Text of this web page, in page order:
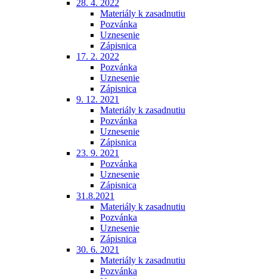
28. 4. 2022
Materiály k zasadnutiu
Pozvánka
Uznesenie
Zápisnica
17. 2. 2022
Pozvánka
Uznesenie
Zápisnica
9. 12. 2021
Materiály k zasadnutiu
Pozvánka
Uznesenie
Zápisnica
23. 9. 2021
Pozvánka
Uznesenie
Zápisnica
31.8.2021
Materiály k zasadnutiu
Pozvánka
Uznesenie
Zápisnica
30. 6. 2021
Materiály k zasadnutiu
Pozvánka